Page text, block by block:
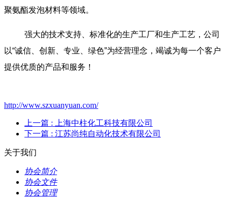
聚氨酯发泡材料等领域。
强大的技术支持、标准化的生产工厂和生产工艺，公司
以“诚信、创新、专业、绿色”为经营理念，竭诚为每一个客户
提供优质的产品和服务！
http://www.szxuanyuan.com/
上一篇 : 上海中柱化工科技有限公司
下一篇 : 江苏尚纯自动化技术有限公司
关于我们
协会简介
协会文件
协会管理